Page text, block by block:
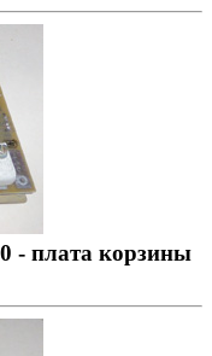
- плата корзины